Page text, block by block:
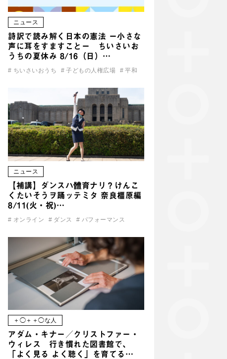
ニュース
詩訳で読み解く日本の憲法 ー小さな
声に耳をすますことー ちいさいお
うちの夏休み 8/16（日）…
# ちいさいおうち # 子どもの人権広場 # 平和
ニュース
【補講】ダンスハ體育ナリ？けんこ
くたいそうヲ踊ッテミタ 奈良橿原編
8/11(火・祝)…
# オンライン # ダンス # パフォーマンス
＋◯＋＋◯な人
アダム・キナー／クリストファー・
ウィレス 行き慣れた図書館で、
「よく見る よく聴く」を育てる…